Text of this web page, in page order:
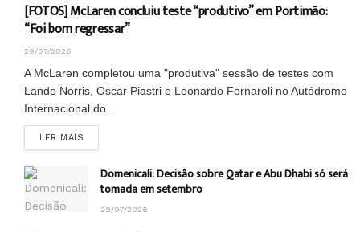
[FOTOS] McLaren concluiu teste “produtivo” em Portimão:
“Foi bom regressar”
29/07/2026
A McLaren completou uma "produtiva" sessão de testes com
Lando Norris, Oscar Piastri e Leonardo Fornaroli no Autódromo
Internacional do...
LER MAIS
Domenicali: Decisão sobre Qatar e Abu Dhabi só será
tomada em setembro
29/07/2026